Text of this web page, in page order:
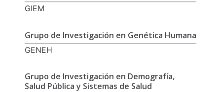
GIEM
Grupo de Investigación en Genética Humana
GENEH
Grupo de Investigación en Demografía,
Salud Pública y Sistemas de Salud